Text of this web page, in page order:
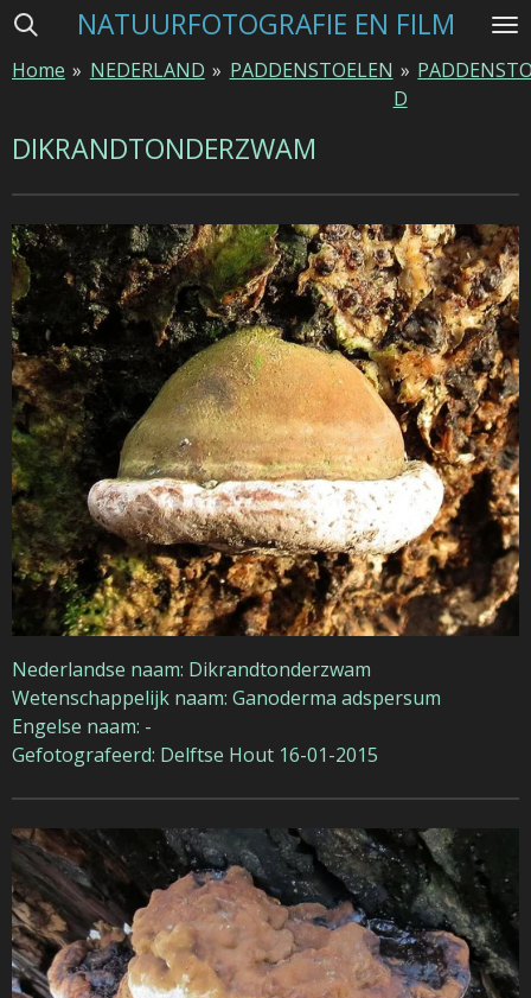
Ga
naar
hoofdinhoud
NATUURFOTOGRAFIE EN FILM
Home » NEDERLAND » PADDENSTOELEN »
D
DIKRANDTONDERZWAM
Nederlandse naam: Dikrandtonderzwam
Wetenschappelijk naam: Ganoderma adspersum
Engelse naam: -
Gefotografeerd: Delftse Hout 16-01-2015